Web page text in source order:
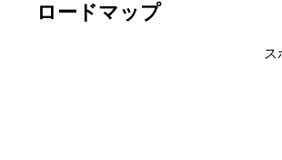
ロードマップ
ス